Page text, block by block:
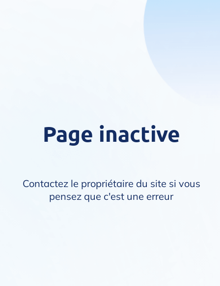
Page inactive
Contactez le propriétaire du site si vous
pensez que c'est une erreur